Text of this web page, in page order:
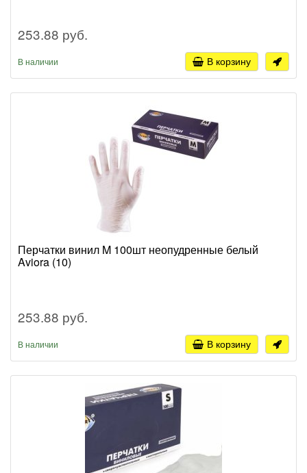
253.88 руб.
В наличии В корзину
Перчатки винил M 100шт неопудренные белый
Aviora (10)
253.88 руб.
В наличии В корзину